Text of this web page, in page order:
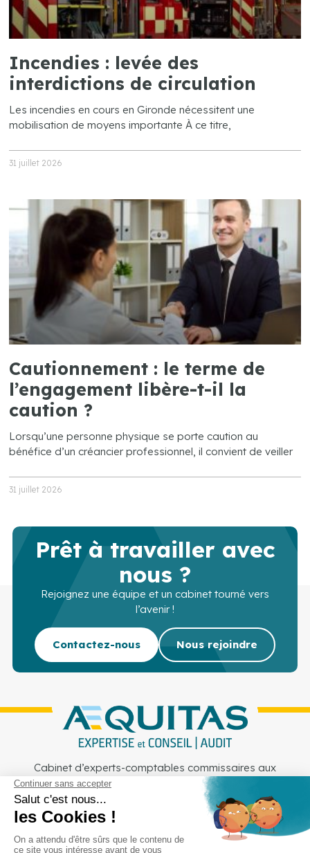
Incendies : levée des
interdictions de circulation
Les incendies en cours en Gironde nécessitent une
mobilisation de moyens importante À ce titre,
31 juillet 2026
Cautionnement : le terme de
l’engagement libère-t-il la
caution ?
Lorsqu’une personne physique se porte caution au
bénéfice d’un créancier professionnel, il convient de veiller
31 juillet 2026
Prêt à travailler avec
nous ?
Rejoignez une équipe et un cabinet tourné vers
l’avenir !
Contactez-nous Nous rejoindre
Cabinet d’experts-comptables commissaires aux
comptes sur Lille, Lens et Douai